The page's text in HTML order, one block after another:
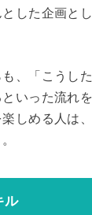
した企画と
、「こうし
いった流れ
しめる人は
ル